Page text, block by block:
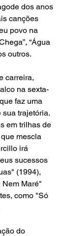
dos anos
canções
povo na
“Água
outros.
carreira,
na sexta-
faz uma
sua trajetória.
em trilhas de
mescla
irá
sucessos
(1994),
Maré"
como "Só
do